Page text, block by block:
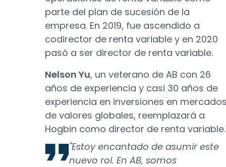
parte del plan de sucesión de la
empresa. En 2019, fue ascendido a
codirector de renta variable y en 2020
pasó a ser director de renta variable.
Nelson Yu, un veterano de AB con 26
años de experiencia y casi 30 años de
experiencia en inversiones en
de valores globales, reemplazará a
Hogbin como director de renta variable.
"Estoy encantado de asumir este
nuevo rol. En AB, somos